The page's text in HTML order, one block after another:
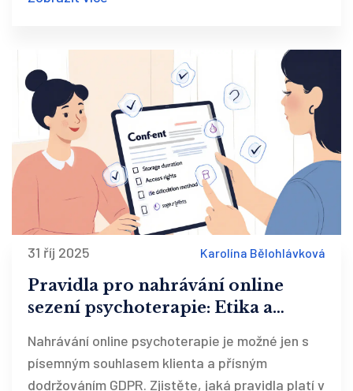
31 říj 2025 Karolína Bělohlávková
Pravidla pro nahrávání online
sezení psychoterapie: Etika a
Nahrávání online psychoterapie je možné jen s
písemným souhlasem klienta a přísným
dodržováním GDPR. Zjistěte, jaká pravidla platí v